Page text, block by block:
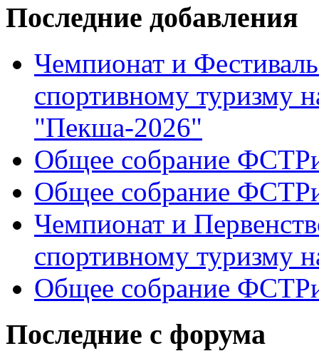
Последние добавления
Чемпионат и
спортивному туризму
"Пекша-2026"
Общее собрание
Общее собрание
Чемпионат и
спортивному туризму
Общее собрание
Последние с форума